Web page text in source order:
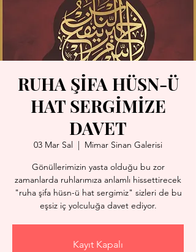
RUHA ŞİFA HÜSN-Ü
HAT SERGİMİZE
DAVET
03 Mar Sal
  |
Mimar Sinan Galerisi
Gönüllerimizin yasta olduğu bu zor
zamanlarda ruhlarımıza anlamlı hissettirecek
"ruha şifa hüsn-ü hat sergimiz" sizleri de bu
eşsiz iç yolculuğa davet ediyor.
Kayıt Kapalı